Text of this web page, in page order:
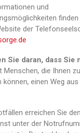
und
der
Sie daran, dass Sie
Menschen, die Ihnen
können, einen Weg
erreichen Sie den
unter der